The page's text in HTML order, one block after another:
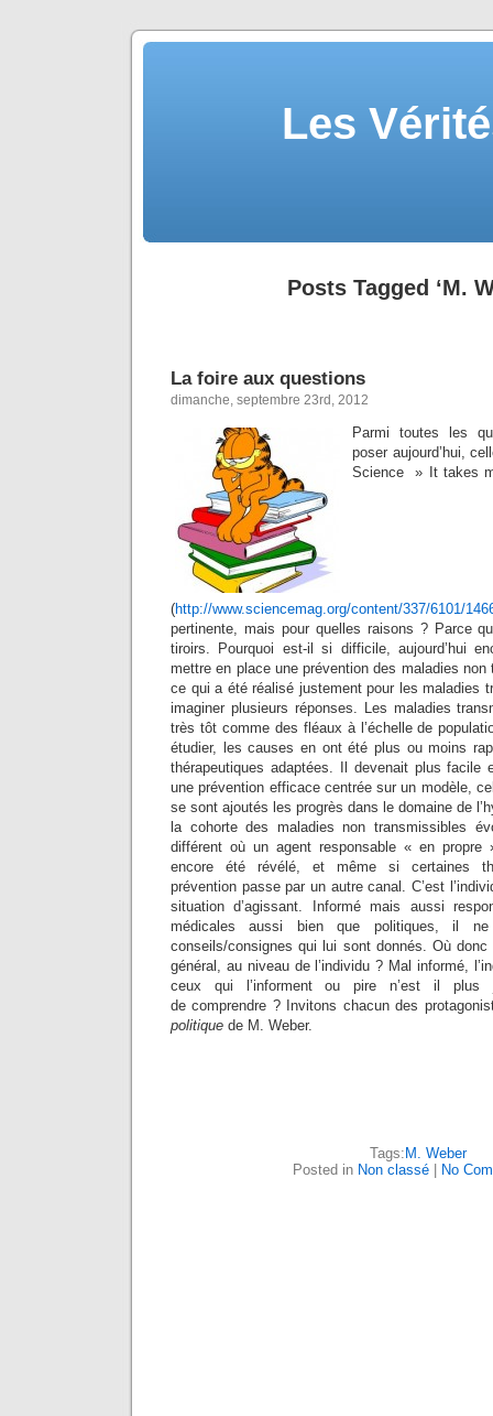
Les
Posts Tagged ‘M.
La foire aux questions
dimanche, septembre 23rd, 2012
Parmi toutes les
poser aujourd’hui,
Science » It takes
(http://www.sciencemag.org/content/337/6101/
pertinente, mais pour quelles raisons ? Parce
tiroirs. Pourquoi est-il si difficile, aujourd’hui
mettre en place une prévention des maladies non
ce qui a été réalisé justement pour les maladies
imaginer plusieurs réponses. Les maladies
très tôt comme des fléaux à l’échelle de
étudier, les causes en ont été plus ou moins
thérapeutiques adaptées. Il devenait plus facile
une prévention efficace centrée sur un modèle,
se sont ajoutés les progrès dans le domaine de
la cohorte des maladies non transmissibles
différent où un agent responsable « en propre
encore été révélé, et même si certaines
prévention passe par un autre canal. C’est
situation d’agissant. Informé mais aussi
médicales aussi bien que politiques, il ne
conseils/consignes qui lui sont donnés. Où donc
général, au niveau de l’individu ? Mal informé,
ceux qui l’informent ou pire n’est il plus
de comprendre ? Invitons chacun des
politique de M. Weber.
Tags: M. Weber
Posted in Non classé| No